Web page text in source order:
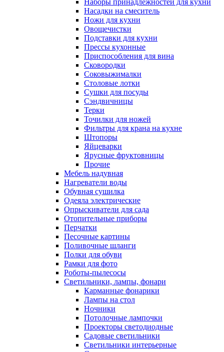
Наборы принадлежностей для кухни
Насадки на смеситель
Ножи для кухни
Овощечистки
Подставки для кухни
Прессы кухонные
Приспособления для вина
Сковородки
Соковыжималки
Столовые лотки
Сушки для посуды
Сэндвичницы
Терки
Точилки для ножей
Фильтры для крана на кухне
Штопоры
Яйцеварки
Ярусные фруктовницы
Прочие
Мебель надувная
Нагреватели воды
Обувная сушилка
Одеяла электрические
Опрыскиватели для сада
Отопительные приборы
Перчатки
Песочные картины
Поливочные шланги
Полки для обуви
Рамки для фото
Роботы-пылесосы
Светильники, лампы, фонари
Карманные фонарики
Лампы на стол
Ночники
Потолочные лампочки
Проекторы светодиодные
Садовые светильники
Светильники интерьерные